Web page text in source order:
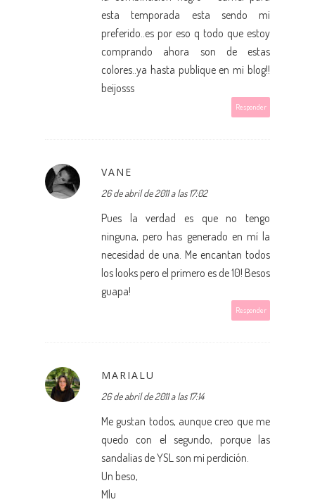
esta temporada esta sendo mi
preferido..es por eso q todo que estoy
comprando ahora son de estas
colores..ya hasta publique en mi blog!!
beijosss
Responder
VANE
26 de abril de 2011 a las 17:02
Pues la verdad es que no tengo
ninguna, pero has generado en mí la
necesidad de una. Me encantan todos
los looks pero el primero es de 10! Besos
guapa!
Responder
MARIALU
26 de abril de 2011 a las 17:14
Me gustan todos, aunque creo que me
quedo con el segundo, porque las
sandalias de YSL son mi perdición.
Un beso,
Mlu